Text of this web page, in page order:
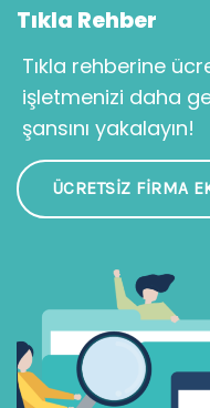
Tıkla Rehber
Tıkla rehberine
işletmenizi daha
şansını yakalayın!
ÜCRETSIZ FIRMA